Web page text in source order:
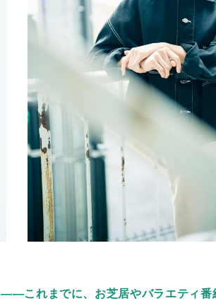
――これまでに、お芝居やバラエティ番